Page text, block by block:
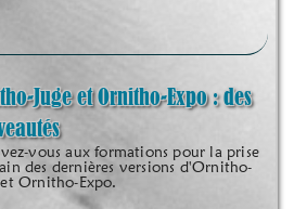
Juge et Ornitho-Expo : des
vous aux formations pour la prise
des dernières versions d'Ornitho-
Ornitho-Expo.